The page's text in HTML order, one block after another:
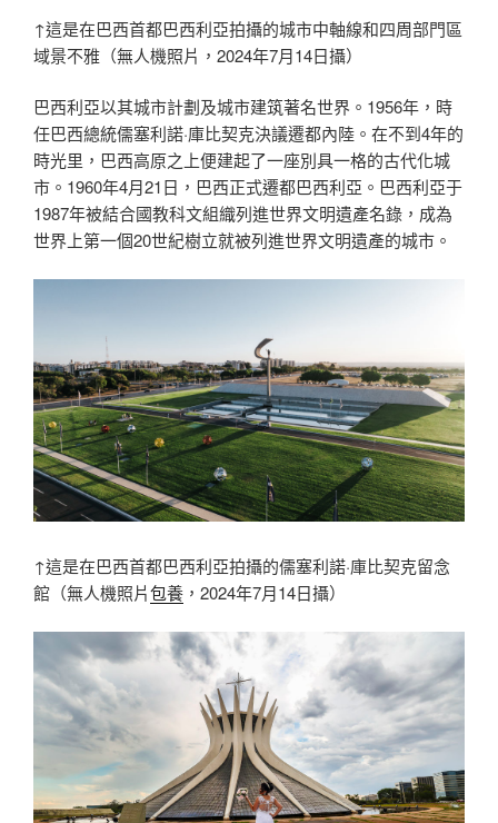
↑這是在巴西首都巴西利亞拍攝的城市中軸線和四周部門區
域景不雅（無人機照片，2024年7月14日攝）
巴西利亞以其城市計劃及城市建筑著名世界。1956年，時
任巴西總統儒塞利諾·庫比契克決議遷都內陸。在不到4年的
時光里，巴西高原之上便建起了一座別具一格的古代化城
市。1960年4月21日，巴西正式遷都巴西利亞。巴西利亞于
1987年被結合國教科文組織列進世界文明遺產名錄，成為
世界上第一個20世紀樹立就被列進世界文明遺產的城市。
↑這是在巴西首都巴西利亞拍攝的儒塞利諾·庫比契克留念
館（無人機照片包養 ，2024年7月14日攝）